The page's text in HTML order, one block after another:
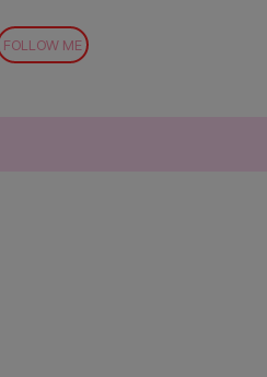
FOLLOW ME